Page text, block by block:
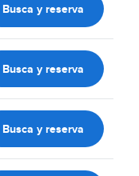
Busca y reserva
Busca y reserva
Busca y reserva